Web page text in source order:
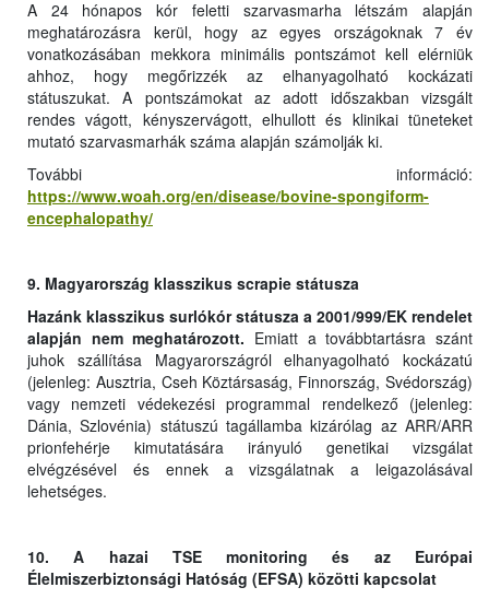
A 24 hónapos kór feletti szarvasmarha létszám alapján
meghatározásra kerül, hogy az egyes országoknak 7 év
vonatkozásában mekkora minimális pontszámot kell elérniük
ahhoz, hogy megőrizzék az elhanyagolható kockázati
státuszukat. A pontszámokat az adott időszakban vizsgált
rendes vágott, kényszervágott, elhullott és klinikai tüneteket
mutató szarvasmarhák száma alapján számolják ki.
További információ:
https://www.woah.org/en/disease/bovine-spongiform-
encephalopathy/
9. Magyarország klasszikus scrapie státusza
Hazánk klasszikus surlókór státusza a 2001/999/EK rendelet
alapján nem meghatározott. Emiatt a továbbtartásra szánt
juhok szállítása Magyarországról elhanyagolható kockázatú
(jelenleg: Ausztria, Cseh Köztársaság, Finnország, Svédország)
vagy nemzeti védekezési programmal rendelkező (jelenleg:
Dánia, Szlovénia) státuszú tagállamba kizárólag az ARR/ARR
prionfehérje kimutatására irányuló genetikai vizsgálat
elvégzésével és ennek a vizsgálatnak a leigazolásával
lehetséges.
10. A hazai TSE monitoring és az Európai
Élelmiszerbiztonsági Hatóság (EFSA) közötti kapcsolat